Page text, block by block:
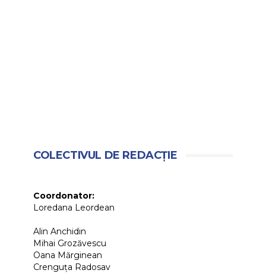
COLECTIVUL DE REDACȚIE
Coordonator:
Loredana Leordean
Alin Anchidin
Mihai Grozăvescu
Oana Mărginean
Crenguța Radosav